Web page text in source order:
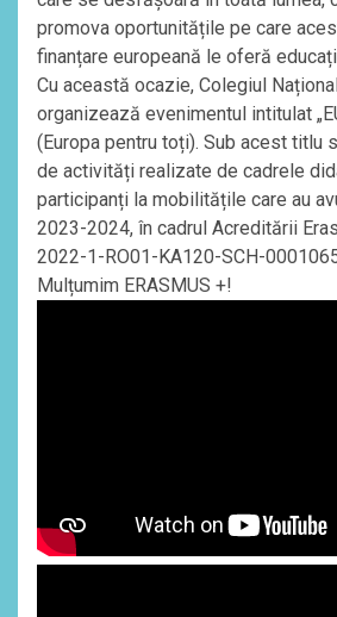
promova oportunitățile pe care
finanțare europeană le oferă
Cu această ocazie, Colegiul Național
organizează evenimentul intitulat
(Europa pentru toți). Sub acest titlu
de activități realizate de cadrele
participanți la mobilitățile care au
2023-2024, în cadrul Acreditării
2022-1-RO01-KA120-SCH-
Mulțumim ERASMUS +!